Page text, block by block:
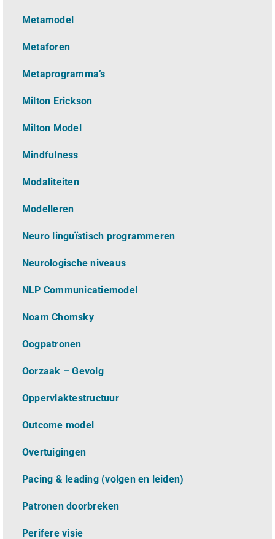
Metamodel
Metaforen
Metaprogramma’s
Milton Erickson
Milton Model
Mindfulness
Modaliteiten
Modelleren
Neuro linguïstisch programmeren
Neurologische niveaus
NLP Communicatiemodel
Noam Chomsky
Oogpatronen
Oorzaak – Gevolg
Oppervlaktestructuur
Outcome model
Overtuigingen
Pacing & leading (volgen en leiden)
Patronen doorbreken
Perifere visie